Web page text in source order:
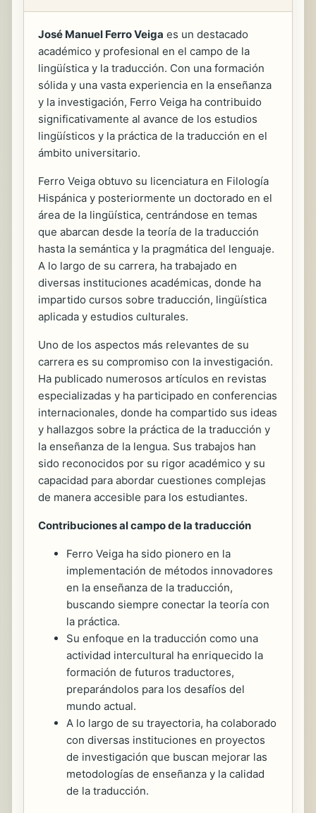
José Manuel Ferro Veiga es un destacado
académico y profesional en el campo de la
lingüística y la traducción. Con una formación
sólida y una vasta experiencia en la enseñanza
y la investigación, Ferro Veiga ha contribuido
significativamente al avance de los estudios
lingüísticos y la práctica de la traducción en el
ámbito universitario.
Ferro Veiga obtuvo su licenciatura en Filología
Hispánica y posteriormente un doctorado en el
área de la lingüística, centrándose en temas
que abarcan desde la teoría de la traducción
hasta la semántica y la pragmática del lenguaje.
A lo largo de su carrera, ha trabajado en
diversas instituciones académicas, donde ha
impartido cursos sobre traducción, lingüística
aplicada y estudios culturales.
Uno de los aspectos más relevantes de su
carrera es su compromiso con la investigación.
Ha publicado numerosos artículos en revistas
especializadas y ha participado en conferencias
internacionales, donde ha compartido sus ideas
y hallazgos sobre la práctica de la traducción y
la enseñanza de la lengua. Sus trabajos han
sido reconocidos por su rigor académico y su
capacidad para abordar cuestiones complejas
de manera accesible para los estudiantes.
Contribuciones al campo de la traducción
Ferro Veiga ha sido pionero en la
implementación de métodos innovadores
en la enseñanza de la traducción,
buscando siempre conectar la teoría con
la práctica.
Su enfoque en la traducción como una
actividad intercultural ha enriquecido la
formación de futuros traductores,
preparándolos para los desafíos del
mundo actual.
A lo largo de su trayectoria, ha colaborado
con diversas instituciones en proyectos
de investigación que buscan mejorar las
metodologías de enseñanza y la calidad
de la traducción.